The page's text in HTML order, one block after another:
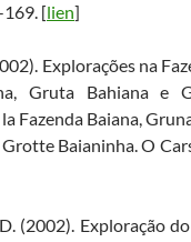
[lien]
Explorações na
Gruta Bahiana e
Fazenda Baiana,
Baianinha. O
(2002). Exploração